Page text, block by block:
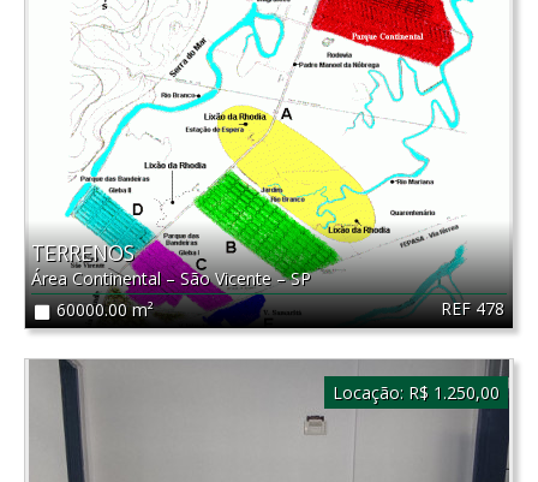
REF 478
TERRENOS
Área Continental–São Vicente–SP
60000.00 m²
Locação: R$ 1.250,00